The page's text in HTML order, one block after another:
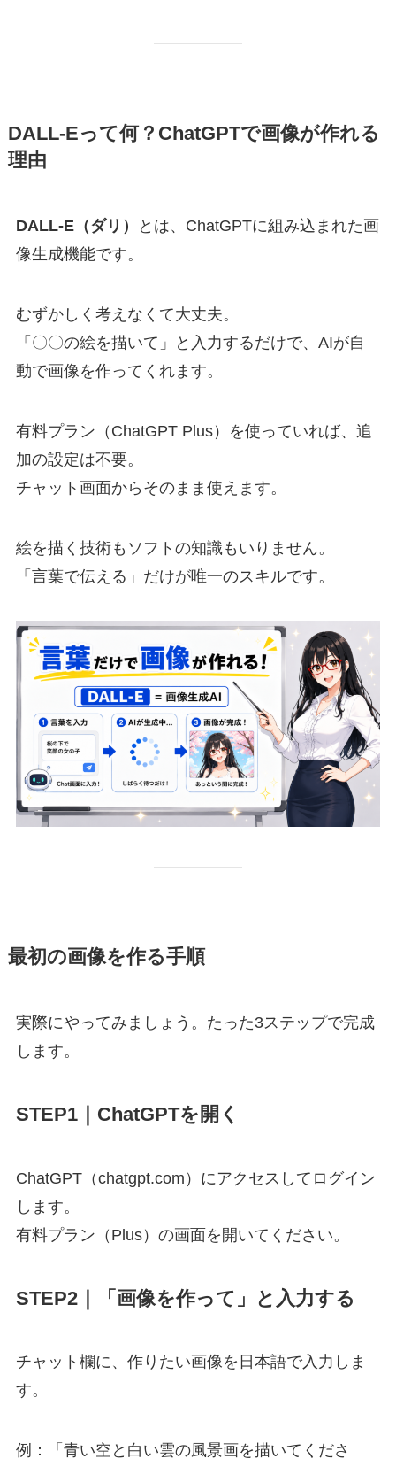
DALL-Eって何？ChatGPTで画像が作れる
理由
DALL-E（ダリ）
とは、ChatGPTに組み込まれた画
像生成機能です。
むずかしく考えなくて大丈夫。
「〇〇の絵を描いて」と入力するだけで、AIが自
動で画像を作ってくれます。
有料プラン（ChatGPT Plus）を使っていれば、追
加の設定は不要。
チャット画面からそのまま使えます。
絵を描く技術もソフトの知識もいりません。
「言葉で伝える」だけが唯一のスキルです。
最初の画像を作る手順
実際にやってみましょう。たった3ステップで完成
します。
STEP1｜ChatGPTを開く
ChatGPT（chatgpt.com）にアクセスしてログイン
します。
有料プラン（Plus）の画面を開いてください。
STEP2｜「画像を作って」と入力する
チャット欄に、作りたい画像を日本語で入力しま
す。
例：「青い空と白い雲の風景画を描いてくださ